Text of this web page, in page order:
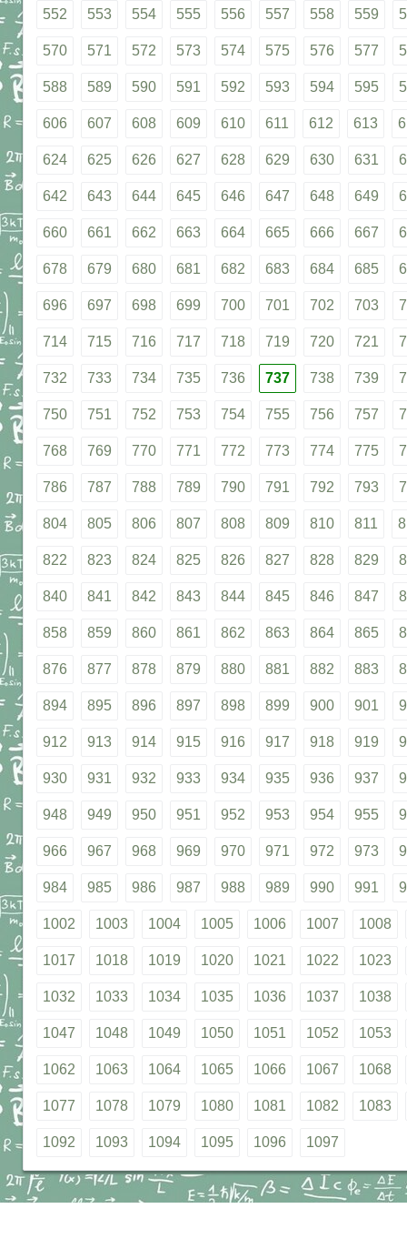
552 553 554 555 556 557 558 559
570 571 572 573 574 575 576 577
588 589 590 591 592 593 594 595
606 607 608 609 610 611 612 613
624 625 626 627 628 629 630 631
642 643 644 645 646 647 648 649
660 661 662 663 664 665 666 667
678 679 680 681 682 683 684 685
696 697 698 699 700 701 702 703
714 715 716 717 718 719 720 721
732 733 734 735 736 737 738 739
750 751 752 753 754 755 756 757
768 769 770 771 772 773 774 775
786 787 788 789 790 791 792 793
804 805 806 807 808 809 810 811
822 823 824 825 826 827 828 829
840 841 842 843 844 845 846 847
858 859 860 861 862 863 864 865
876 877 878 879 880 881 882 883
894 895 896 897 898 899 900 901
912 913 914 915 916 917 918 919
930 931 932 933 934 935 936 937
948 949 950 951 952 953 954 955
966 967 968 969 970 971 972 973
984 985 986 987 988 989 990 991
1002 1003 1004 1005 1006 1007 1008
1017 1018 1019 1020 1021 1022 1023
1032 1033 1034 1035 1036 1037 1038
1047 1048 1049 1050 1051 1052 1053
1062 1063 1064 1065 1066 1067 1068
1077 1078 1079 1080 1081 1082 1083
1092 1093 1094 1095 1096 1097